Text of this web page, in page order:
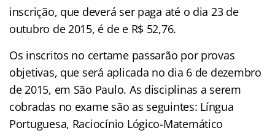
inscrição, que deverá ser paga até o dia 23 de
outubro de 2015, é de e R$ 52,76.
Os inscritos no certame passarão por provas
objetivas, que será aplicada no dia 6 de dezembro
de 2015, em São Paulo. As disciplinas a serem
cobradas no exame são as seguintes: Língua
Portuguesa, Raciocínio Lógico-Matemático